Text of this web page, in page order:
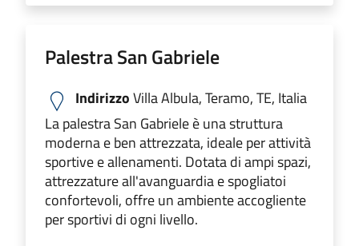
Palestra San Gabriele
IndirizzoVilla Albula, Teramo, TE, Italia
La palestra San Gabriele è una struttura
moderna e ben attrezzata, ideale per attività
sportive e allenamenti. Dotata di ampi spazi,
attrezzature all'avanguardia e spogliatoi
confortevoli, offre un ambiente accogliente
per sportivi di ogni livello.